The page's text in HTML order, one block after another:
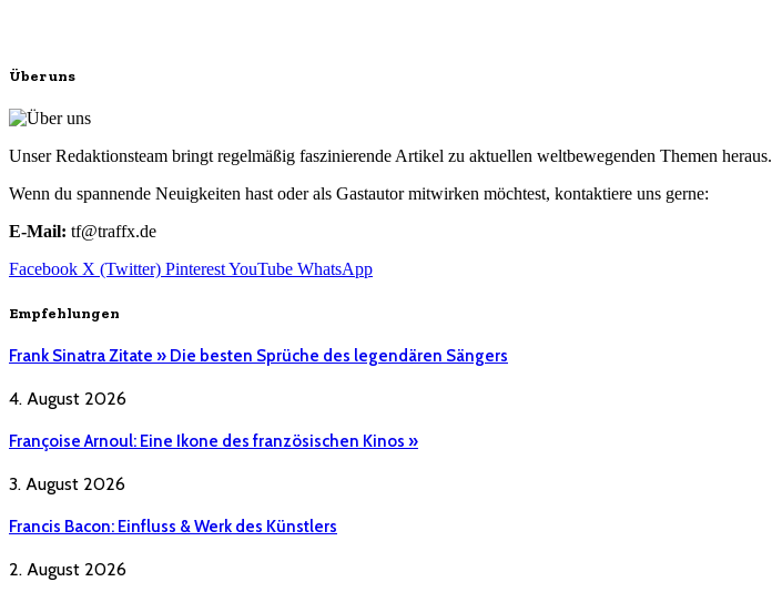
Über uns
Unser Redaktionsteam bringt regelmäßig faszinierende Artikel zu aktuellen weltbewegenden Themen heraus.
Wenn du spannende Neuigkeiten hast oder als Gastautor mitwirken möchtest, kontaktiere uns gerne:
E-Mail: tf@traffx.de
Facebook X (Twitter) PinterestYouTube WhatsApp
Empfehlungen
Frank Sinatra Zitate » Die besten Sprüche des legendären Sängers
4. August 2026
Françoise Arnoul: Eine Ikone des französischen Kinos »
3. August 2026
Francis Bacon: Einfluss & Werk des Künstlers
2. August 2026